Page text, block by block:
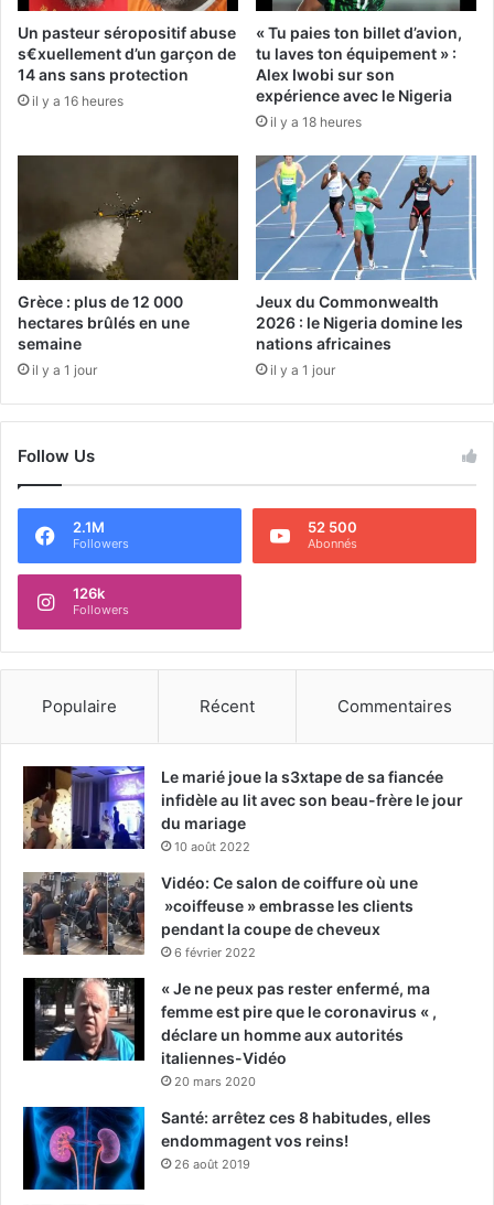
Un pasteur séropositif abuse
s€xuellement d’un garçon de
14 ans sans protection
il y a 16 heures
« Tu paies ton billet d’avion,
tu laves ton équipement » :
Alex Iwobi sur son
expérience avec le Nigeria
il y a 18 heures
Grèce : plus de 12 000
hectares brûlés en une
semaine
il y a 1 jour
Jeux du Commonwealth
2026 : le Nigeria domine les
nations africaines
il y a 1 jour
Follow Us
2.1M
Followers
52 500
Abonnés
126k
Followers
Populaire Récent Commentaires
Le marié joue la s3xtape de sa fiancée
infidèle au lit avec son beau-frère le jour
du mariage
10 août 2022
Vidéo: Ce salon de coiffure où une
»coiffeuse » embrasse les clients
pendant la coupe de cheveux
6 février 2022
« Je ne peux pas rester enfermé, ma
femme est pire que le coronavirus « ,
déclare un homme aux autorités
italiennes-Vidéo
20 mars 2020
Santé: arrêtez ces 8 habitudes, elles
endommagent vos reins!
26 août 2019